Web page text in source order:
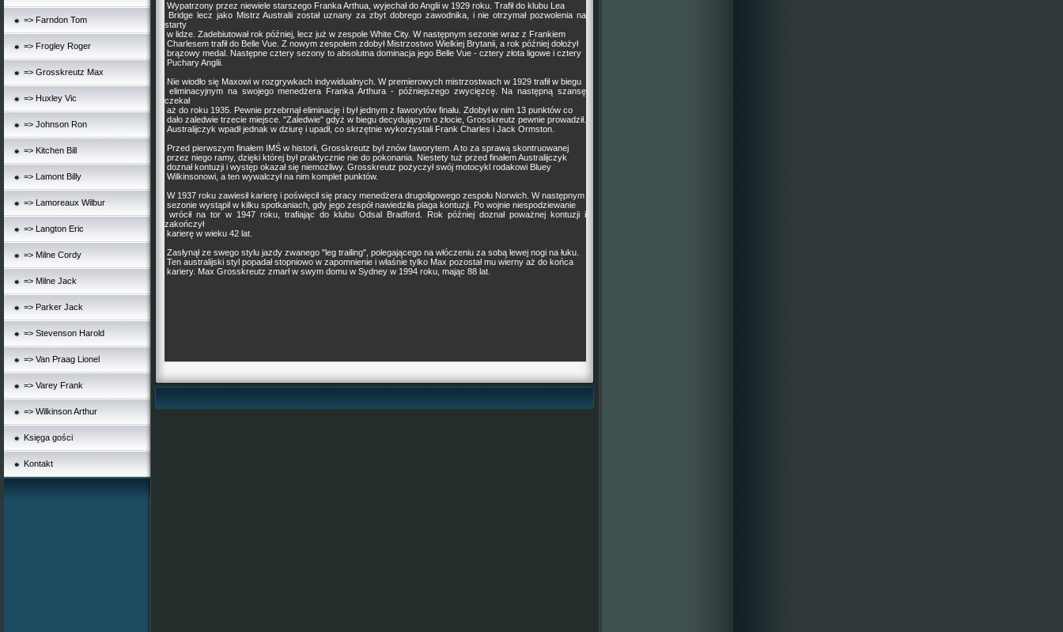
=> Farndon Tom
=> Frogley Roger
=> Grosskreutz Max
=> Huxley Vic
=> Johnson Ron
=> Kitchen Bill
=> Lamont Billy
=> Lamoreaux Wilbur
=> Langton Eric
=> Milne Cordy
=> Milne Jack
=> Parker Jack
=> Stevenson Harold
=> Van Praag Lionel
=> Varey Frank
=> Wilkinson Arthur
Księga gości
Kontakt
Wypatrzony przez niewiele starszego Franka Arthua, wyjechał do Anglii w 1929 roku. Trafił do klubu Lea
Bridge lecz jako Mistrz Australii został uznany za zbyt dobrego zawodnika, i nie otrzymał pozwolenia na
starty
w lidze. Zadebiutował rok później, lecz już w zespole White City. W następnym sezonie wraz z Frankiem
Charlesem trafił do Belle Vue. Z nowym zespołem zdobył Mistrzostwo Wielkiej Brytanii, a rok później dołożył
brązowy medal. Następne cztery sezony to absolutna dominacja jego Belle Vue - cztery złota ligowe i cztery
Puchary Anglii.
Nie wiodło się Maxowi w rozgrywkach indywidualnych. W premierowych mistrzostwach w 1929 trafił w biegu
eliminacyjnym na swojego menedżera Franka Arthura - późniejszego zwycięzcę. Na następną szansę
czekał
aż do roku 1935. Pewnie przebrnął eliminację i był jednym z faworytów finału. Zdobył w nim 13 punktów co
dało zaledwie trzecie miejsce. "Zaledwie" gdyż w biegu decydującym o złocie, Grosskreutz pewnie prowadził.
Australijczyk wpadł jednak w dziurę i upadł, co skrzętnie wykorzystali Frank Charles i Jack Ormston.
Przed pierwszym finałem IMŚ w historii, Grosskreutz był znów faworytem. A to za sprawą skontruowanej
przez niego ramy, dzięki której był praktycznie nie do pokonania. Niestety tuż przed finałem Australijczyk
doznał kontuzji i występ okazał się niemożliwy. Grosskreutz pożyczył swój motocykl rodakowi Bluey
Wilkinsonowi, a ten wywalczył na nim komplet punktów.
W 1937 roku zawiesił karierę i poświęcił się pracy menedżera drugoligowego zespołu Norwich. W następnym
sezonie wystąpil w kilku spotkaniach, gdy jego zespół nawiedziła plaga kontuzji. Po wojnie niespodziewanie
wrócił na tor w 1947 roku, trafiając do klubu Odsal Bradford. Rok później doznał poważnej kontuzji i
zakończył
karierę w wieku 42 lat.
Zasłynął ze swego stylu jazdy zwanego "leg trailing", polegającego na włóczeniu za sobą lewej nogi na łuku.
Ten australijski styl popadał stopniowo w zapomnienie i właśnie tylko Max pozostał mu wierny aż do końca
kariery. Max Grosskreutz zmarł w swym domu w Sydney w 1994 roku, mając 88 lat.